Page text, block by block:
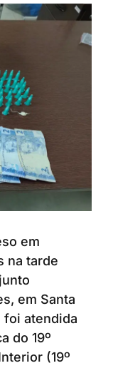
em
na tarde
em Santa
foi atendida
do 19º
(19º